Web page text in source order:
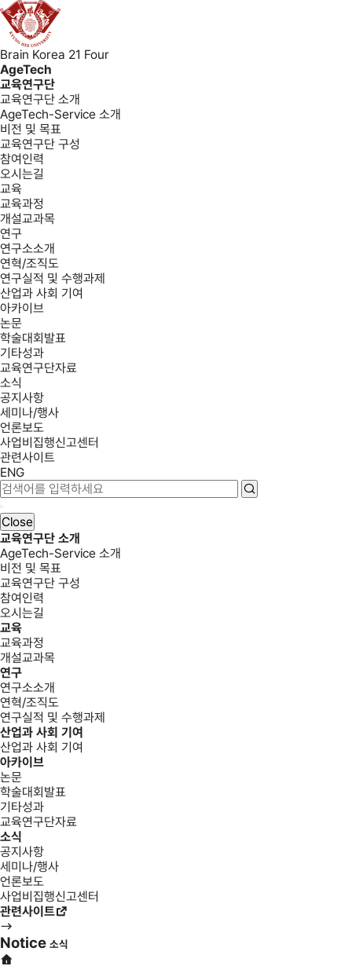
Brain Korea 21 Four
AgeTech
교육연구단
교육연구단 소개
AgeTech-Service 소개
비전 및 목표
교육연구단 구성
참여인력
오시는길
교육
교육과정
개설교과목
연구
연구소소개
연혁/조직도
연구실적 및 수행과제
산업과 사회 기여
아카이브
논문
학술대회발표
기타성과
교육연구단자료
소식
공지사항
세미나/행사
언론보도
사업비집행신고센터
관련사이트
ENG
Close
교육연구단 소개
AgeTech-Service 소개
비전 및 목표
교육연구단 구성
참여인력
오시는길
교육
교육과정
개설교과목
연구
연구소소개
연혁/조직도
연구실적 및 수행과제
산업과 사회 기여
산업과 사회 기여
아카이브
논문
학술대회발표
기타성과
교육연구단자료
소식
공지사항
세미나/행사
언론보도
사업비집행신고센터
관련사이트
Notice 소식